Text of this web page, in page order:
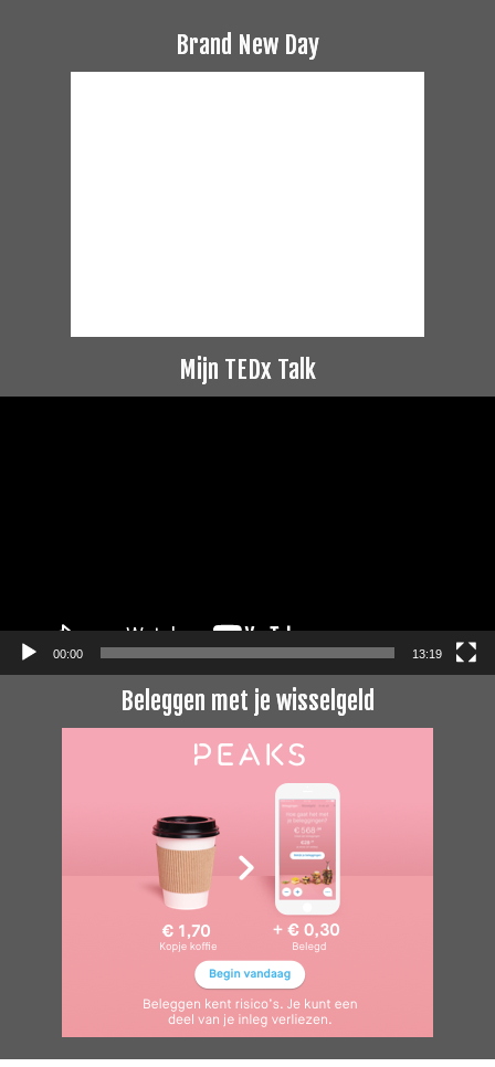
Brand New Day
Mijn TEDx Talk
00:00 13:19
Beleggen met je wisselgeld